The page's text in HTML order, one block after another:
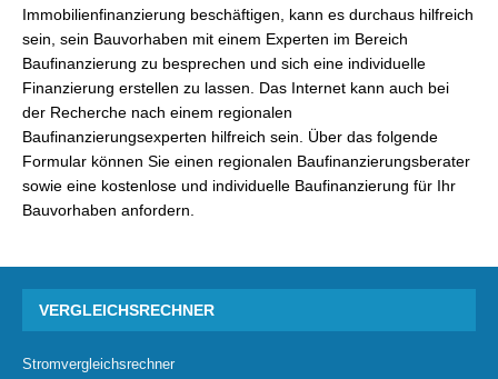
Immobilienfinanzierung beschäftigen, kann es durchaus hilfreich
sein, sein Bauvorhaben mit einem Experten im Bereich
Baufinanzierung zu besprechen und sich eine individuelle
Finanzierung erstellen zu lassen. Das Internet kann auch bei
der Recherche nach einem regionalen
Baufinanzierungsexperten hilfreich sein. Über das folgende
Formular können Sie einen regionalen Baufinanzierungsberater
sowie eine kostenlose und individuelle Baufinanzierung für Ihr
Bauvorhaben anfordern.
VERGLEICHSRECHNER
Stromvergleichsrechner